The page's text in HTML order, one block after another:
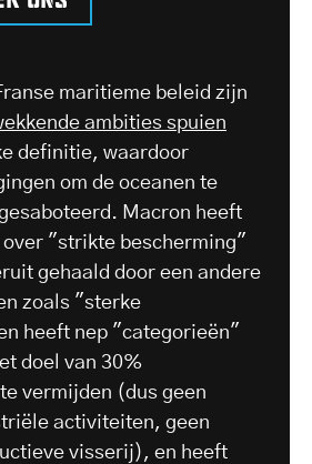
maritieme beleid zijn
ambities spuien
definitie, waardoor
om de oceanen te
Macron heeft
"strikte bescherming"
gehaald door een andere
zoals "sterke
heeft nep "categorieën"
doel van 30%
vermijden (dus geen
activiteiten, geen
visserij), en heeft